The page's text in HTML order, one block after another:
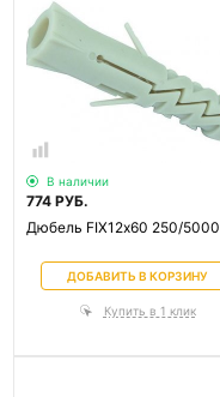
В наличии
774 РУБ.
Дюбель FIX12х60 250/5000
ДОБАВИТЬ В КОРЗИНУ
Купить в 1 клик